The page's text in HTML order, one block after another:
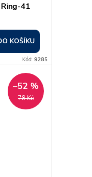
41
KOŠÍKU
Kód: 9285
78 Kč
–52 %